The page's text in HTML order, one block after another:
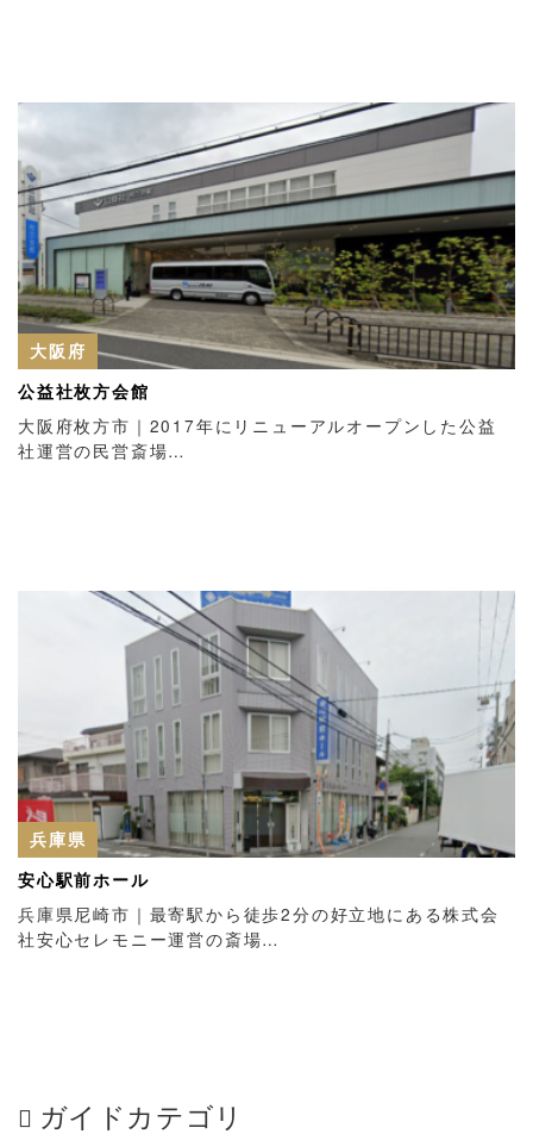
大阪府
公益社枚方会館
大阪府枚方市｜2017年にリニューアルオープンした公益
社運営の民営斎場…
兵庫県
安心駅前ホール
兵庫県尼崎市｜最寄駅から徒歩2分の好立地にある株式会
社安心セレモニー運営の斎場…
ガイドカテゴリ